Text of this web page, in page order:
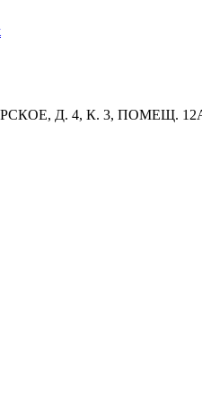
Д. 4, К. 3, ПОМЕЩ.